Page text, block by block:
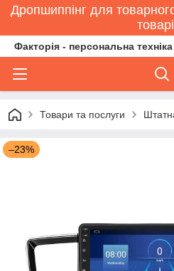
Дропшиппінг для
Факторія - персональна техніка
Товари та послуги
–23%